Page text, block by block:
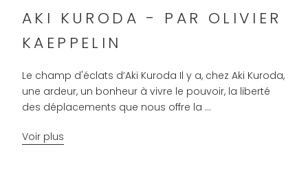
AKI KURODA - PAR OLIVIER
KAEPPELIN
Le champ d'éclats d’Aki Kuroda Il y a, chez Aki Kuroda,
une ardeur, un bonheur à vivre le pouvoir, la liberté
des déplacements que nous offre la ...
Voir plus